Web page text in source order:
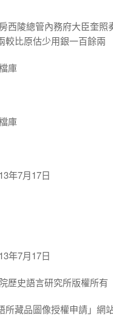
西陵總管內務府大臣奎
較比原估少用銀一百餘兩
庫
庫
年7月17日
年7月17日
歷史語言研究所版權所有
所藏品圖像授權申請」網